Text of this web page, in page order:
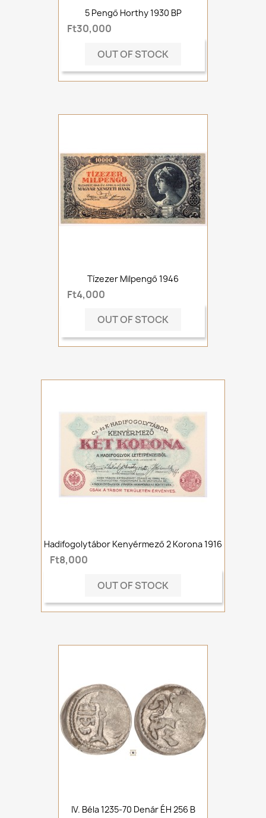
5 Pengő Horthy 1930 BP
Ft30,000
OUT OF STOCK
Tízezer Milpengő 1946
Ft4,000
OUT OF STOCK
Hadifogolytábor Kenyérmező 2 Korona 1916
Ft8,000
OUT OF STOCK
IV. Béla 1235-70 Denár ÉH 256 B